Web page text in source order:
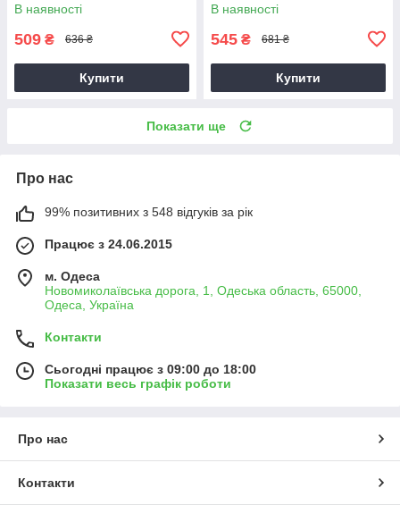
В наявності
509 ₴ 636 ₴
Купити
В наявності
545 ₴ 681 ₴
Купити
Показати ще
Про нас
99% позитивних з 548 відгуків за рік
Працює з 24.06.2015
м. Одеса
Новомиколаївська дорога, 1, Одеська область, 65000,
Одеса, Україна
Контакти
Сьогодні працює з 09:00 до 18:00
Показати весь графік роботи
Про нас
Контакти